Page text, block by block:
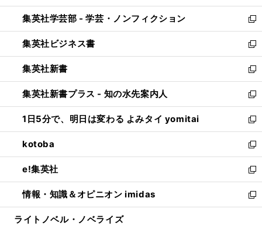
開
く
ウ
で
開
く
ン
ド
ウ
で
開
く
ウ
ィ
ン
ド
ウ
で
開
く
集英社学芸部 - 学芸・ノンフィクション
新
し
い
ウ
ィ
ン
ド
ウ
で
開
く
集英社ビジネス書
新
し
い
ウ
ィ
ン
ド
ウ
で
開
く
集英社新書
新
し
い
ウ
ィ
ン
ド
ウ
で
開
く
集英社新書プラス - 知の水先案内人
新
し
い
ウ
ィ
ン
ド
ウ
で
開
1日5分で、明日は変わる よみタイ yomitai
新
し
い
ウ
ィ
ン
ド
ウ
kotoba
新
し
い
ウ
ィ
ン
e!集英社
新
し
い
ウ
情報・知識＆オピニオン imidas
新
し
ライトノベル・ノベライズ